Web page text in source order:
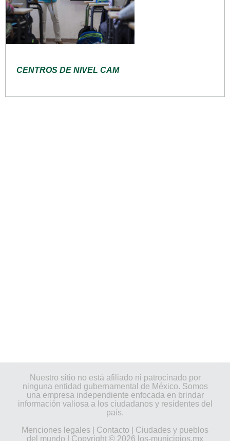
CENTROS DE NIVEL CAM
Nuestro sitio no está afiliado ni patrocinado por
ninguna entidad gubernamental de México. Somos
una empresa independiente enfocada en brindar
información valiosa a los ciudadanos y residentes del
país.
Menciones legales
Contacto
Ciudades y pueblos
del mundo | Copyright © 2026 los-municipios.mx